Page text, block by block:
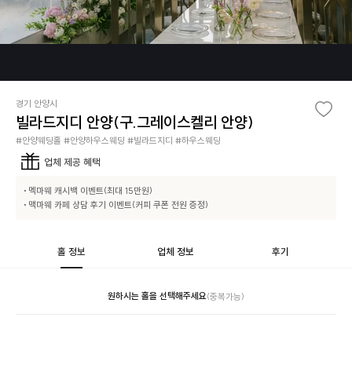
경기 안양시
빌라드지디 안양(구.그레이스켈리 안양)
#안양웨딩홀 #안양하우스웨딩 #빌라드지디 #하우스웨딩
업체 제공 혜택
• 멕마웨 캐시백 이벤트(최대 15만원)
• 맥마웨 카페 상담 후기 이벤트(커피 쿠폰 전원 증정)
홀 정보 업체 정보 후기
원하시는 홀을 선택해주세요(중복가능)